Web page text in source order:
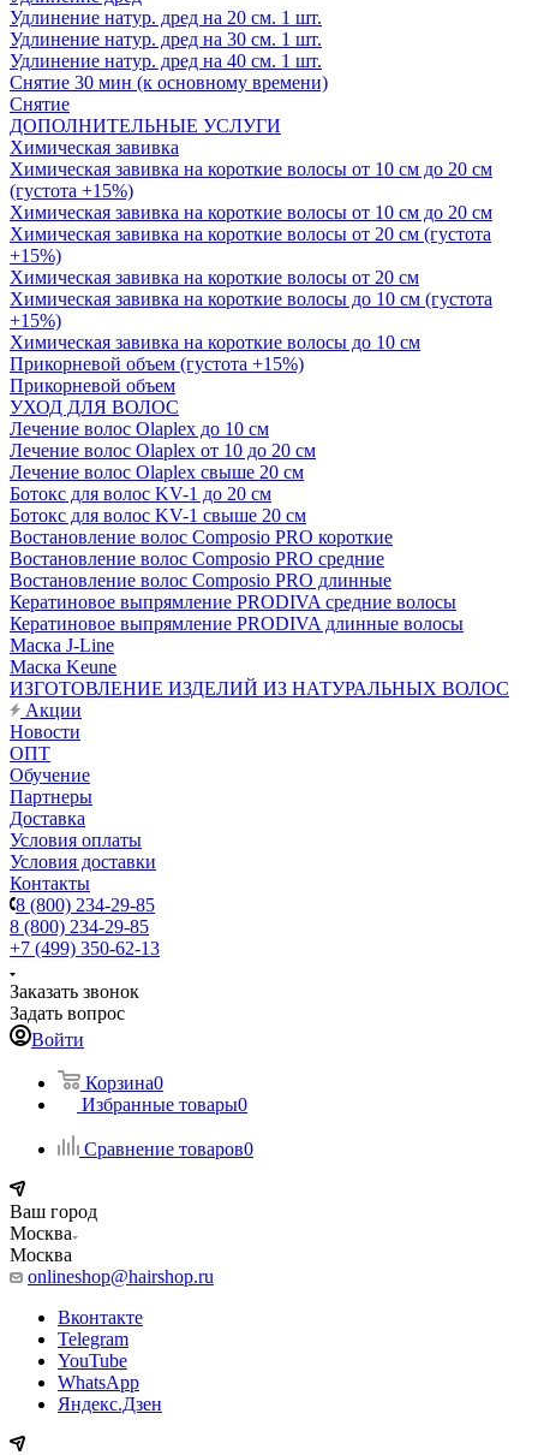
Удлинение натур. дред на 20 см. 1 шт.
Удлинение натур. дред на 30 см. 1 шт.
Удлинение натур. дред на 40 см. 1 шт.
Снятие 30 мин (к основному времени)
Снятие
ДОПОЛНИТЕЛЬНЫЕ УСЛУГИ
Химическая завивка
Химическая завивка на короткие волосы от 10 см до 20 см
(густота +15%)
Химическая завивка на короткие волосы от 10 см до 20 см
Химическая завивка на короткие волосы от 20 см (густота
+15%)
Химическая завивка на короткие волосы от 20 см
Химическая завивка на короткие волосы до 10 см (густота
+15%)
Химическая завивка на короткие волосы до 10 см
Прикорневой объем (густота +15%)
Прикорневой объем
УХОД ДЛЯ ВОЛОС
Лечение волос Olapleх до 10 см
Лечение волос Olapleх от 10 до 20 см
Лечение волос Olapleх свыше 20 см
Ботокс для волос KV-1 до 20 см
Ботокс для волос KV-1 свыше 20 см
Востановление волос Composio PRO короткие
Востановление волос Composio PRO средние
Востановление волос Composio PRO длинные
Кератиновое выпрямление PRODIVA средние волосы
Кератиновое выпрямление PRODIVA длинные волосы
Маска J-Line
Маска Keune
ИЗГОТОВЛЕНИЕ ИЗДЕЛИЙ ИЗ НАТУРАЛЬНЫХ ВОЛОС
Акции
Новости
ОПТ
Обучение
Партнеры
Доставка
Условия оплаты
Условия доставки
Контакты
8 (800) 234-29-85
8 (800) 234-29-85
+7 (499) 350-62-13
Заказать звонок
Задать вопрос
Войти
Корзина0
Избранные товары0
Сравнение товаров0
Ваш город
Москва
Москва
onlineshop@hairshop.ru
Вконтакте
Telegram
YouTube
WhatsApp
Яндекс.Дзен